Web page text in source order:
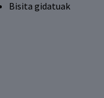
Bisita gidatuak